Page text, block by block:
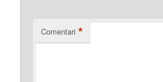
Comentari *